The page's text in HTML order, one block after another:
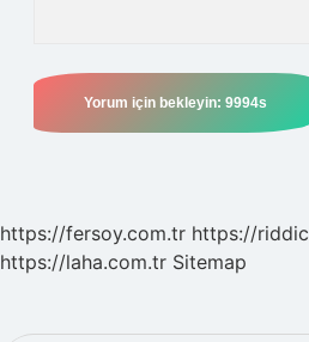
https://fersoy.com.tr https://
https://laha.com.tr Sitemap